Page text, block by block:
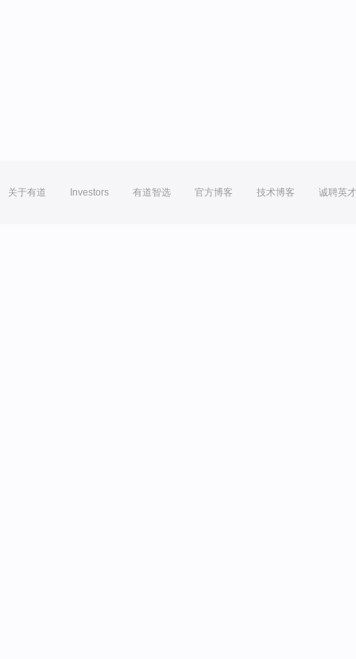
关于有道 Investors 有道智选 官方博客 技术博客 诚聘英才